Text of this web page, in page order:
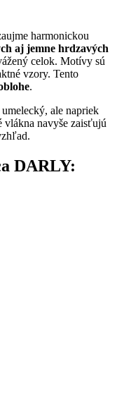
harmonickou
aj jemne hrdzavých
celok. Motívy sú
vzory. Tento
.
ale napriek
vlákna navyše zaisťujú
DARLY: